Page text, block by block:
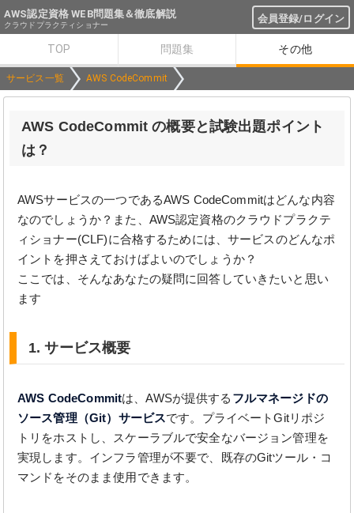
AWS認定資格 WEB問題集＆徹底解説 会員登録/ログイン
クラウドプラクティショナー
TOP 問題集 その他
サービス一覧 AWS CodeCommit
AWS CodeCommit の概要と試験出題ポイント
は？
AWSサービスの一つであるAWS CodeCommitはどんな内容
なのでしょうか？また、AWS認定資格のクラウドプラクテ
ィショナー(CLF)に合格するためには、サービスのどんなポ
イントを押さえておけばよいのでしょうか？
ここでは、そんなあなたの疑問に回答していきたいと思い
ます
1. サービス概要
AWS CodeCommitは、AWSが提供する フルマネージドの
ソース管理（Git）サービスです。プライベートGitリポジ
トリをホストし、スケーラブルで安全なバージョン管理を
実現します。インフラ管理が不要で、既存のGitツール・コ
マンドをそのまま使用できます。